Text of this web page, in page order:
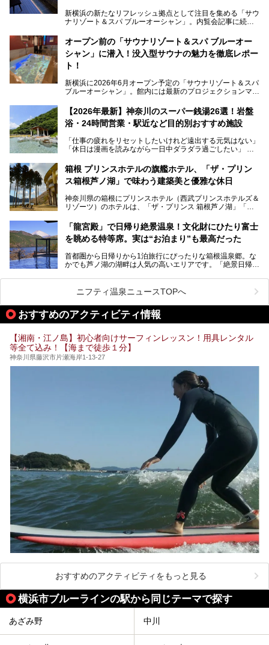
新横浜の新たなリフレッシュ拠点として注目を集める「サウ
ナリゾート＆スパ ブルーオーシャン」。内覧会記事に続
す。サウナや水風呂の気持ちよさはもちろん、リラックスス
ペースの過ごしやすさまで徹底チェック。新横浜エリアで日
常の疲れをリセットしたい人、ライブやスポーツ観戦遠征組
は必見です。
オープン前の「サウナリゾート＆スパ ブルーオー
シャン」に潜入！没入型サウナの魅力を徹底レポー
ト！
新横浜に2026年6月オープン予定の「サウナリゾート＆スパ
ブルーオーシャン」。館内には最新のプロジェクションマッ
的な“没入感（イマーシブ）”を体験できます。
今回は、そんな大注目の施設に一足先にお邪魔し、その全貌
を見学させていただきました！
サウナ室の中に咲き誇る桜、魚たちが泳ぐ水風呂、そしてバ
リのビーチを思わせる休憩スペース…。驚きの連続だった館
内の様子をレポートします！
【2026年最新】神奈川のスーパー銭湯26選！岩盤
浴・24時間営業・駅近など目的別おすすめ施設
「仕事の疲れをリセットしたいけれど遠出する元気はない」
「休日は漫画を読みながら一日中ダラダラ過ごしたい」
たい」
そんな「癒やされたい」という願いを叶えてくれるのが、神
神奈川県には、サウナや岩盤浴、一日中遊べるエンタメ施設
など、“非日常”を味わえるスーパー銭湯が数多く揃っていま
う」という人も多いはず。
そこで今回は、神奈川県内の人気施設26選を「安さ」「岩
業」「駅近」など、目的別に厳選して紹介します。
今の気分にぴったりの施設を見つけて、最高のリフレッシュ
箱根 プリンスホテルの旗艦ホテル、「ザ・プリン
ス箱根芦ノ湖」で味わう建築美と優雅な休日
神奈川県の箱根にプリンスホテル（西武プリンスホテルズ＆
リゾーツ）のホテルは、「ザ・プリンス 箱根芦ノ湖」「芦
「箱根仙石原プリンスホテル」と4軒あり、今回ご紹介する
「ザ・プリンス 箱根芦ノ湖」は、その中でもフラッグシッ
プ（旗艦）に位置づけられる特別なホテルです。
昭和の日本を代表する建築家の一人、村野藤吾が芦ノ湖の畔
に建てた桃源郷のようなホテルがここ。自家源泉の温泉や、
提供元：株式会社西武・プリンスホテルズワールドワイド
【PR】
この記事はザ・プリンス 箱根芦ノ湖のPR記事です。
「龍宮殿」で日帰り絶景温泉！文化財にひたり富士
を眺める特等席。実は“お泊まり”も最高だった
首都圏から日帰りから1泊旅行にぴったりな箱根温泉郷。な
かでも芦ノ湖の湖畔は人気の高いエリアです。「絶景日帰り
が楽しめるまさに眺望自慢の日帰り温泉。
そしてここは全24室の「箱根 芦ノ湖畔蛸川温泉 龍宮殿」と
して宿泊もできます。宿泊者は「龍宮殿本館」の営業時間に
加えて、朝6時からの宿泊者専用時間帯にも「龍宮殿本館」
のお風呂が利用できます。
今回は日帰り温泉としての「絶景日帰り温泉 龍宮殿本館
（以下、龍宮殿本館）」と、旅館としての「箱根 芦ノ湖畔
蛸川温泉 龍宮殿（以下、龍宮殿）」の両方の魅力をたっぷ
りお伝えします！
ここは箱根神社、九頭龍神社、白龍神社、箱根元宮と箱根の
4つの神社に囲まれたパワースポットです。
提供元：株式会社西武・プリンスホテルズワールドワイド
この記事は箱根 芦ノ湖畔蛸川温泉 龍宮殿のPR記事です。
ニフティ温泉ニュースTOPへ
おすすめのアクティビティ情報
【湘南・江ノ島】初心者向けサーフィンレッスン！用具レンタル
等全て込み！【海まで徒歩１分】
神奈川県藤沢市片瀬海岸1-13-27
おすすめのアクティビティをもっと見る
横浜市ブルーラインの駅から同じテーマで探す
あざみ野 中川